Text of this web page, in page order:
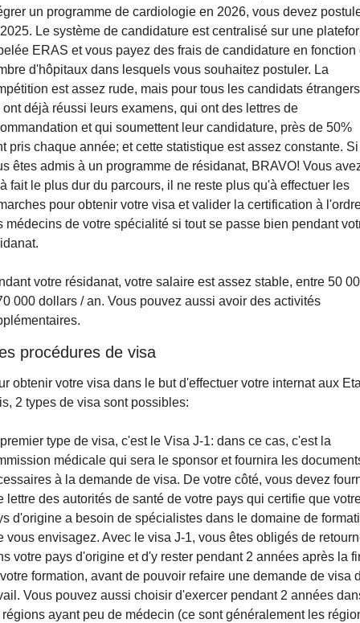
un programme de cardiologie en 2026, vous devez
Le système de candidature est centralisé sur une
ERAS et vous payez des frais de candidature en fonction
d'hôpitaux dans lesquels vous souhaitez postuler. La
est assez rude, mais pour tous les candidats étrangers
ont déjà réussi leurs examens, qui ont des lettres de
et qui soumettent leur candidature, près de 50%
pris chaque année; et cette statistique est assez constante. Si
êtes admis à un programme de résidanat, BRAVO! Vous
fait le plus dur du parcours, il ne reste plus qu'à effectuer les
pour obtenir votre visa et valider la certification à
médecins de votre spécialité si tout se passe bien pendant
votre résidanat, votre salaire est assez stable, entre 50
000 dollars / an. Vous pouvez aussi avoir des activités
procédures de visa
obtenir votre visa dans le but d'effectuer votre internat aux
2 types de visa sont possibles:
type de visa, c'est le Visa J-1: dans ce cas, c'est la
médicale qui sera le sponsor et fournira les
à la demande de visa. De votre côté, vous devez
lettre des autorités de santé de votre pays qui certifie que
d'origine a besoin de spécialistes dans le domaine de
vous envisagez. Avec le visa J-1, vous êtes obligés de
votre pays d'origine et d'y rester pendant 2 années après la
formation, avant de pouvoir refaire une demande de visa
Vous pouvez aussi choisir d'exercer pendant 2 années
ayant peu de médecin (ce sont généralement les